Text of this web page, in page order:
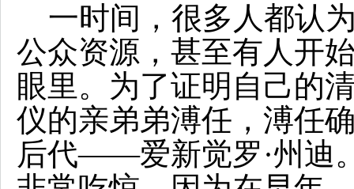
一时间，很多人都认
公众资源，甚至有人开
眼里。为了证明自己的
仪的亲弟弟溥任，溥任
后代——爱新觉罗·州迪